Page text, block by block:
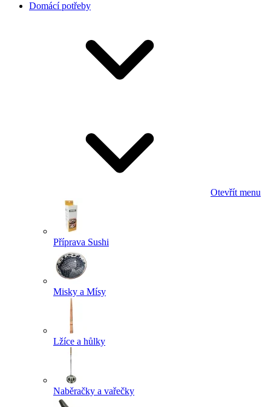
Domácí potřeby
Otevřít menu
Příprava Sushi
Misky a Mísy
Lžíce a hůlky
Naběračky a vařečky